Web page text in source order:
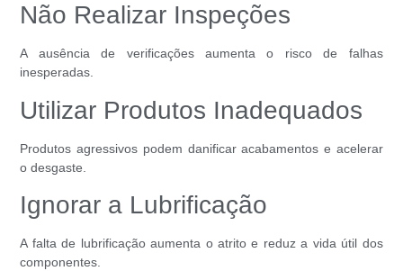
Não Realizar Inspeções
A ausência de verificações aumenta o risco de falhas
inesperadas.
Utilizar Produtos Inadequados
Produtos agressivos podem danificar acabamentos e acelerar
o desgaste.
Ignorar a Lubrificação
A falta de lubrificação aumenta o atrito e reduz a vida útil dos
componentes.